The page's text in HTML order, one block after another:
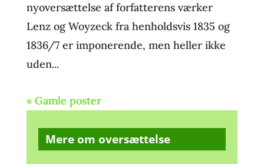
nyoversættelse af forfatterens værker
Lenz og Woyzeck fra henholdsvis 1835 og
1836/7 er imponerende, men heller ikke
uden...
« Gamle poster
Mere om oversættelse